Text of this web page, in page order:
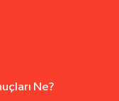
Ne?